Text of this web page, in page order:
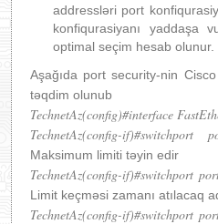
addressləri port
konfiqurasiyanı yaddaşa
optimal seçim hesab olunur.
Aşağıda port security-nin
təqdim olunub
TechnetAz(config)#interface
TechnetAz(config-
Maksimum limiti təyin edir
TechnetAz(config-if)#switchport
Limit keçməsi zamanı atılacaq
TechnetAz(config-if)#switchport